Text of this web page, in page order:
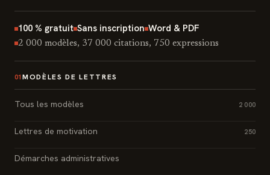
100 % gratuit Sans inscription Word & PDF
2 000 modèles, 37 000 citations, 750 expressions
01 MODÈLES DE LETTRES
Tous les modèles 2 000
Lettres de motivation 250
Démarches administratives